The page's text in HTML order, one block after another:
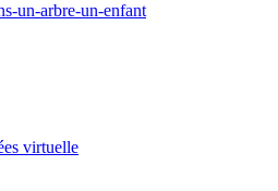
un-arbre-un-enfant
virtuelle